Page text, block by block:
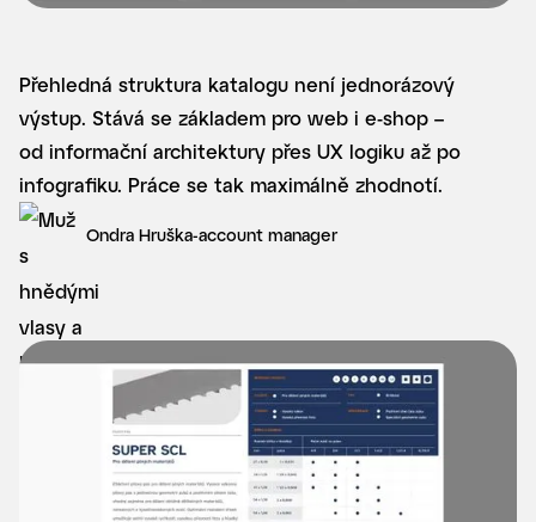
Přehledná struktura katalogu není jednorázový
výstup. Stává se základem pro web i e-shop –
od informační architektury přes UX logiku až po
infografiku. Práce se tak maximálně zhodnotí.
Ondra Hruška-account manager